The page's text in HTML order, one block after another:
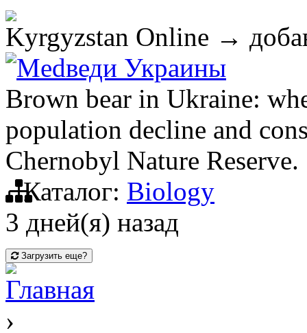
Kyrgyzstan Online →
Medведи Украины
Brown bear in Ukraine:
population decline and
Chernobyl Nature Reserve.
Каталог: Biology
3 дней(я) назад
Загрузить еще?
Главная
›